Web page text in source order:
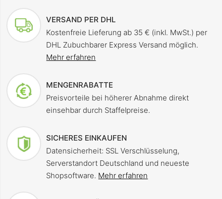
VERSAND PER DHL
Kostenfreie Lieferung ab 35 € (inkl. MwSt.) per
DHL Zubuchbarer Express Versand möglich.
Mehr erfahren
MENGENRABATTE
Preisvorteile bei höherer Abnahme direkt
einsehbar durch Staffelpreise.
SICHERES EINKAUFEN
Datensicherheit: SSL Verschlüsselung,
Serverstandort Deutschland und neueste
Shopsoftware. Mehr erfahren